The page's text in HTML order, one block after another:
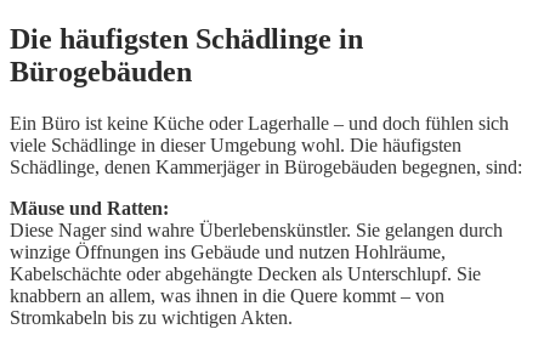
Die häufigsten Schädlinge in
Bürogebäuden
Ein Büro ist keine Küche oder Lagerhalle – und doch fühlen sich
viele Schädlinge in dieser Umgebung wohl. Die häufigsten
Schädlinge, denen Kammerjäger in Bürogebäuden begegnen, sind:
Mäuse und Ratten:
Diese Nager sind wahre Überlebenskünstler. Sie gelangen durch
winzige Öffnungen ins Gebäude und nutzen Hohlräume,
Kabelschächte oder abgehängte Decken als Unterschlupf. Sie
knabbern an allem, was ihnen in die Quere kommt – von
Stromkabeln bis zu wichtigen Akten.